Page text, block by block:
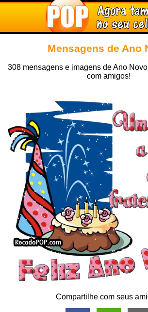
Mensagens de Ano
308 mensagens e imagens de Ano
com amigos!
Compartilhe com seus